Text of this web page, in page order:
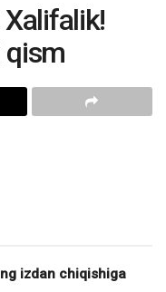
Xalifalik!
qism
izdan chiqishiga